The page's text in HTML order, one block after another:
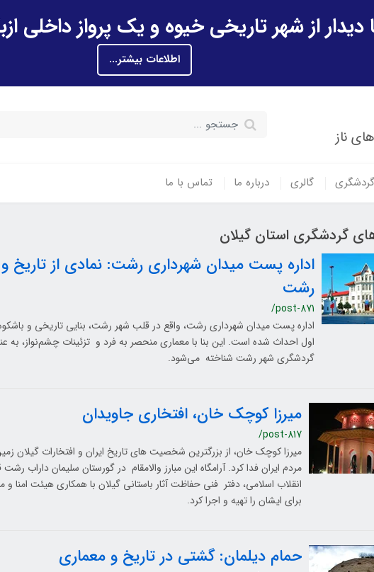
اطلاعات بیشتر...
ناز
گالری درباره ما تماس با ما
گردشگری استان گیلان
اداره پست میدان شهرداری رشت: نمادی از تاریخ
رشت
/post-871
اداره پست میدان شهرداری رشت، واقع در قلب شهر رشت، بنایی تاریخی و
اول احداث شده است. این بنا با معماری منحصر به فرد و تزئینات چشم‌نواز، به
گردشگری شهر رشت شناخته می‌شود.
میرزا کوچک خان، افتخاری جاویدان
/post-817
میرزا کوچک خان، از بزرگترین شخصیت های تاریخ ایران و افتخارات گیلان
مردم ایران فدا کرد. آرامگاه این مبارز والامقام در گورستان سلیمان داراب
انقلاب اسلامی، دفتر فنی حفاظت آثار باستانی گیلان با همکاری هیئت امنا
برای ایشان را تهیه و اجرا کرد.
حمام دیلمان: گشتی در تاریخ و معماری